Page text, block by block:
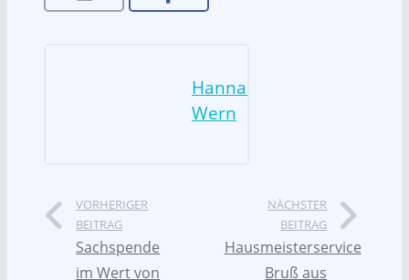
Hannah
Wern
VORHERIGER
BEITRAG
Sachspende
im Wert von
NÄCHSTER
BEITRAG
Hausmeisterservice
Bruß aus